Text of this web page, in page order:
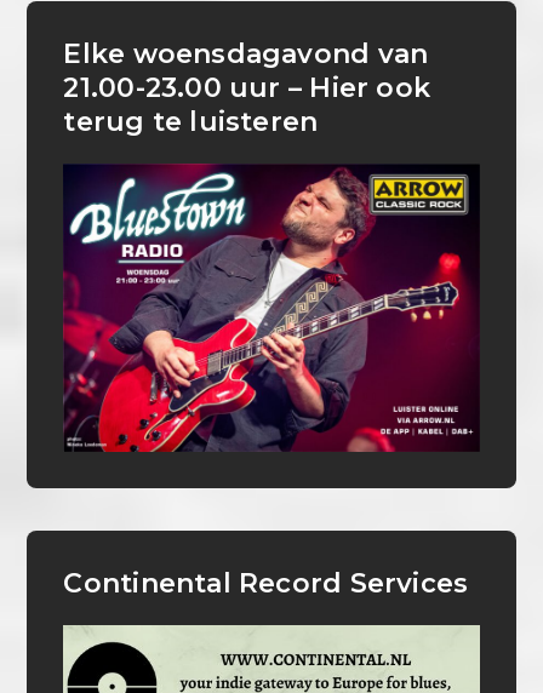
Elke woensdagavond van
21.00-23.00 uur – Hier ook
terug te luisteren
Continental Record Services